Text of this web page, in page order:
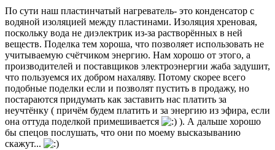
По сути наш пластинчатый нагреватель- это конденсатор с
водяной изоляцией между пластинами. Изоляция хреновая,
поскольку вода не диэлектрик из-за растворённых в ней
веществ. Поделка тем хороша, что позволяет использовать не
учитываемую счётчиком энергию. Нам хорошо от этого, а
производителей и поставщиков электроэнергии жаба задушит,
что пользуемся их добром нахаляву. Потому скорее всего
подобные поделки если и позволят пустить в продажу, но
постараются придумать как заставить нас платить за
неучтёнку ( причём будем платить и за энергию из эфира, если
она оттуда поделкой примешивается
). А дальше хорошо
бы спецов послушать, что они по моему высказыванию
скажут...